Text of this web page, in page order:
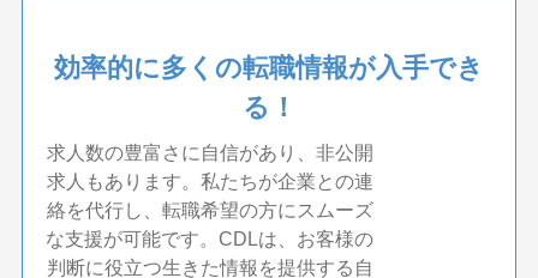
効率的に多くの転職情報が入手でき
る！
求人数の豊富さに自信があり、非公開
求人もあります。私たちが企業との連
絡を代行し、転職希望の方にスムーズ
な支援が可能です。CDLは、お客様の
判断に役立つ生きた情報を提供する自